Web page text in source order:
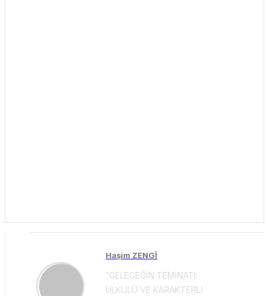
Haşim ZENGİ
“GELECEĞİN TEMİNATI:
ÜLKÜLÜ VE KARAKTERLİ